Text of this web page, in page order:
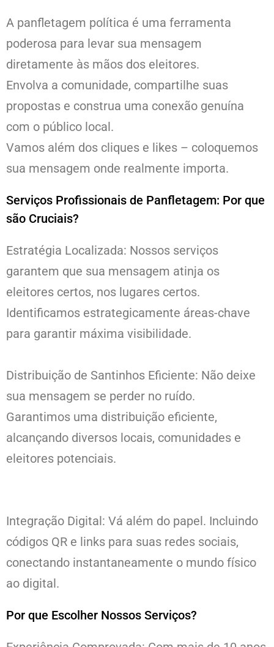
A panfletagem política é uma ferramenta
poderosa para levar sua mensagem
diretamente às mãos dos eleitores.
Envolva a comunidade, compartilhe suas
propostas e construa uma conexão genuína
com o público local.
Vamos além dos cliques e likes – coloquemos
sua mensagem onde realmente importa.
Serviços Profissionais de Panfletagem: Por que
são Cruciais?
Estratégia Localizada: Nossos serviços
garantem que sua mensagem atinja os
eleitores certos, nos lugares certos.
Identificamos estrategicamente áreas-chave
para garantir máxima visibilidade.
Distribuição de Santinhos Eficiente: Não deixe
sua mensagem se perder no ruído.
Garantimos uma distribuição eficiente,
alcançando diversos locais, comunidades e
eleitores potenciais.
Integração Digital: Vá além do papel. Incluindo
códigos QR e links para suas redes sociais,
conectando instantaneamente o mundo físico
ao digital.
Por que Escolher Nossos Serviços?